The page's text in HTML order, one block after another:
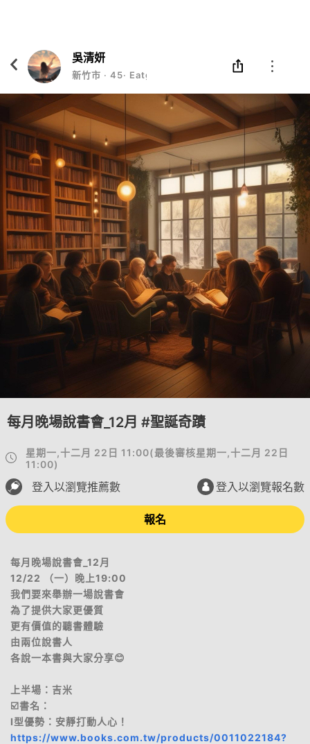
吳清妍
新竹市 ‧ 45‧ Eatgether 活動飯主
每月晚場說書會_12月 #聖誕奇蹟
星期一,十二月 22日 11:00(最後審核星期一,十二月 22日
11:00)
登入以瀏覽推薦數 登入以瀏覽報名數
報名
每月晚場說書會_12月
12/22 （一）晚上19:00
我們要來舉辦一場說書會
為了提供大家更優質
更有價值的聽書體驗
由兩位說書人
各說一本書與大家分享😊
上半場：吉米
☑️書名：
I型優勢：安靜打動人心！
https://www.books.com.tw/products/0011022184?